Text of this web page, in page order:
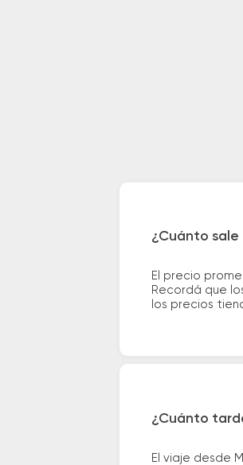
¿Cuánto sale
El precio
Recordá que
los precios
¿Cuánto
El viaje desde